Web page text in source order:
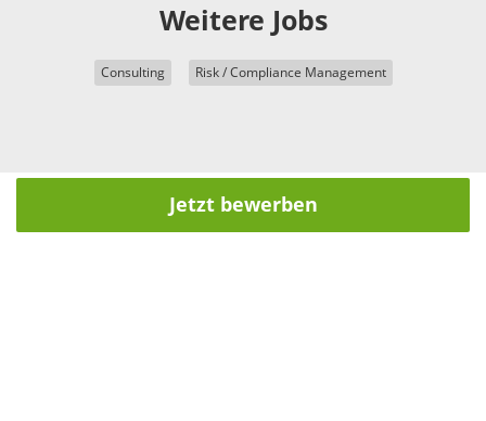
Weitere Jobs
Consulting Risk / Compliance Management
Jetzt bewerben